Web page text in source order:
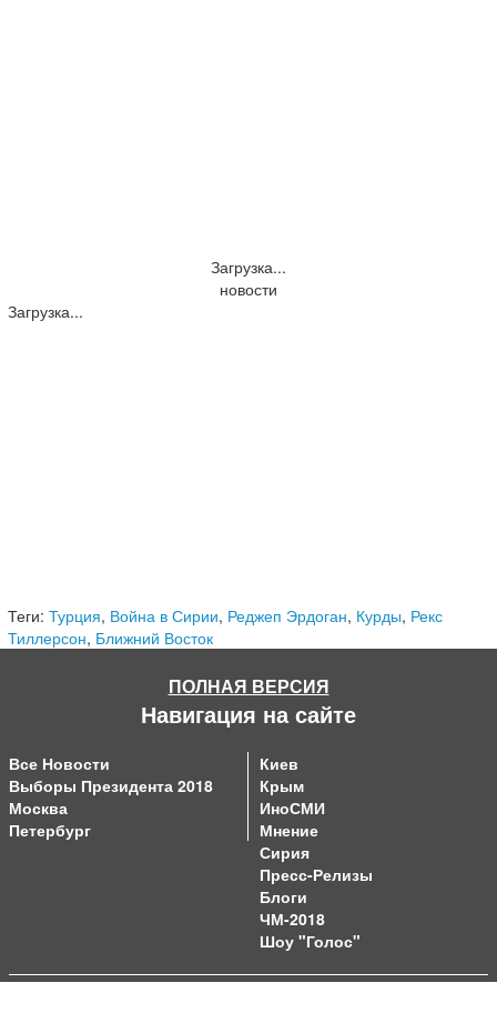
Загрузка...
новости
Загрузка...
Теги: Турция, Война в Сирии, Реджеп Эрдоган, Курды, Рекс
Тиллерсон, Ближний Восток
ПОЛНАЯ ВЕРСИЯ
Навигация на сайте
Все Новости
Выборы Президента 2018
Москва
Петербург
Киев
Крым
ИноСМИ
Мнение
Сирия
Пресс-Релизы
Блоги
ЧМ-2018
Шоу "Голос"